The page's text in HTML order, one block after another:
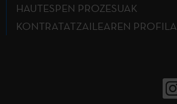
HAUTESPEN PROZESUAK
KONTRATATZAILEAREN PROFILA